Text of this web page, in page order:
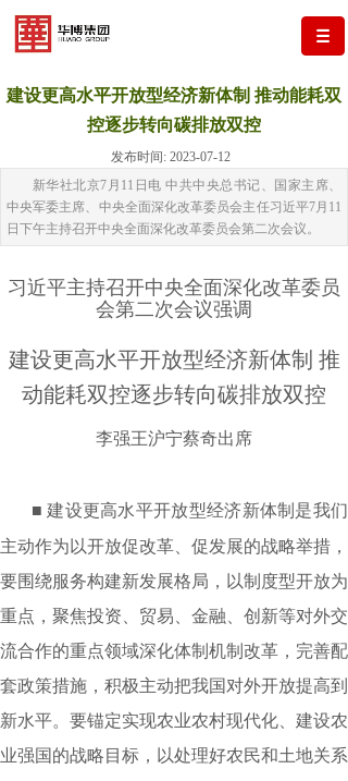
建设更高水平开放型经济新体制 推动能耗双
控逐步转向碳排放双控
发布时间: 2023-07-12
新华社北京7月11日电 中共中央总书记、国家主席、
中央军委主席、中央全面深化改革委员会主任习近平7月11
日下午主持召开中央全面深化改革委员会第二次会议。
习近平主持召开中央全面深化改革委员
会第二次会议强调
建设更高水平开放型经济新体制 推
动能耗双控逐步转向碳排放双控
李强王沪宁蔡奇出席
■ 建设更高水平开放型经济新体制是我们
主动作为以开放促改革、促发展的战略举措，
要围绕服务构建新发展格局，以制度型开放为
重点，聚焦投资、贸易、金融、创新等对外交
流合作的重点领域深化体制机制改革，完善配
套政策措施，积极主动把我国对外开放提高到
新水平。要锚定实现农业农村现代化、建设农
业强国的战略目标，以处理好农民和土地关系